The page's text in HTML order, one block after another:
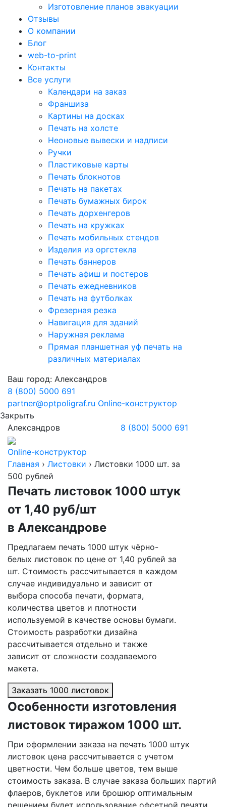
Изготовление планов эвакуации
Отзывы
О компании
Блог
web-to-print
Контакты
Все услуги
Календари на заказ
Франшиза
Картины на досках
Печать на холсте
Неоновые вывески и надписи
Ручки
Пластиковые карты
Печать блокнотов
Печать на пакетах
Печать бумажных бирок
Печать дорхенгеров
Печать на кружках
Печать мобильных стендов
Изделия из оргстекла
Печать баннеров
Печать афиш и постеров
Печать ежедневников
Печать на футболках
Фрезерная резка
Навигация для зданий
Наружная реклама
Прямая планшетная уф печать на
различных материалах
Ваш город: Александров
8 (800) 5000 691
partner@optpoligraf.ru Online-конструктор
Закрыть
Александров
8 (800) 5000 691
Online-конструктор
Главная › Листовки › Листовки 1000 шт. за
500 рублей
Печать листовок 1000 штук
от 1,40 руб/шт
в Александрове
Предлагаем печать 1000 штук чёрно-
белых листовок по цене от 1,40 рублей за
шт. Стоимость рассчитывается в каждом
случае индивидуально и зависит от
выбора способа печати, формата,
количества цветов и плотности
используемой в качестве основы бумаги.
Стоимость разработки дизайна
рассчитывается отдельно и также
зависит от сложности создаваемого
макета.
Заказать 1000 листовок
Особенности изготовления
листовок тиражом 1000 шт.
При оформлении заказа на печать 1000 штук
листовок цена рассчитывается с учетом
цветности. Чем больше цветов, тем выше
стоимость заказа. В случае заказа больших партий
флаеров, буклетов или брошюр оптимальным
решением будет использование офсетной печати.